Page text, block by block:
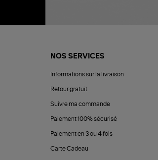
NOS SERVICES
Informations sur la livraison
Retour gratuit
Suivre ma commande
Paiement 100% sécurisé
Paiement en 3 ou 4 fois
Carte Cadeau